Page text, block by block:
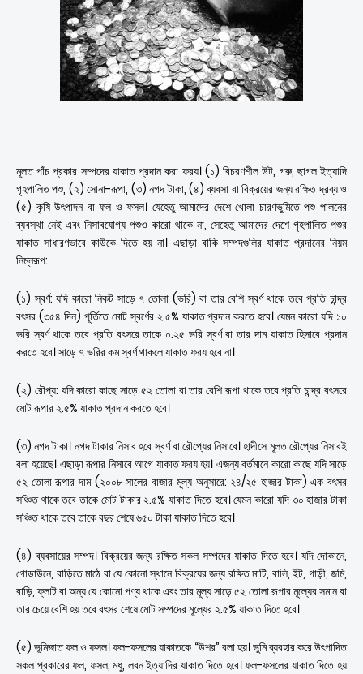
মূলত পাঁচ প্রকার সম্পদের যাকাত প্রদান করা ফরয। (১) বিচরণশীল উট, গরু, ছাগল ইত্যাদি
গৃহপালিত পশু, (২) সোনা-রূপা, (৩) নগদ টাকা, (৪) ব্যবসা বা বিক্রয়ের জন্য রক্ষিত দ্রব্য ও
(৫) কৃষি উৎপাদন বা ফল ও ফসল। যেহেতু আমাদের দেশে খোলা চারণভুমিতে পশু পালনের
ব্যবস্থা নেই এবং নিসাবযোগ্য পশুও কারো থাকে না, সেহেতু আমাদের দেশে গৃহপালিত পশুর
যাকাত সাধারণভাবে কাউকে দিতে হয় না। এছাড়া বাকি সম্পদগুলির যাকাত প্রদানের নিয়ম
নিম্নরূপ:
(১) স্বর্ণ: যদি কারো নিকট সাড়ে ৭ তোলা (ভরি) বা তার বেশি স্বর্ণ থাকে তবে প্রতি চান্দ্র
বৎসর (৩৫৪ দিন) পূর্তিতে মোট স্বর্ণের ২.৫% যাকাত প্রদান করতে হবে। যেমন কারো যদি ১০
ভরি স্বর্ণ থাকে তবে প্রতি বৎসরে তাকে ০.২৫ ভরি স্বর্ণ বা তার দাম যাকাত হিসাবে প্রদান
করতে হবে। সাড়ে ৭ ভরির কম স্বর্ণ থাকলে যাকাত ফরয হবে না।
(২) রৌপ্য: যদি কারো কাছে সাড়ে ৫২ তোলা বা তার বেশি রূপা থাকে তবে প্রতি চান্দ্র বৎসরে
মোট রূপার ২.৫% যাকাত প্রদান করতে হবে।
(৩) নগদ টাকা। নগদ টাকার নিসাব হবে স্বর্ণ বা রৌপ্যের নিসাবে। হাদীসে মূলত রৌপ্যের নিসাবই
বলা হয়েছে। এছাড়া রূপার নিসাবে আগে যাকাত ফরয হয়। এজন্য বর্তমানে কারো কাছে যদি সাড়ে
৫২ তোলা রূপার দাম (২০০৮ সালের বাজার মূল্য অনুসারে: ২৪/২৫ হাজার টাকা) এক বৎসর
সঞ্চিত থাকে তবে তাকে মোট টাকার ২.৫% যাকাত দিতে হবে। যেমন কারো যদি ৩০ হাজার টাকা
সঞ্চিত থাকে তবে তাকে বছর শেষে ৬৫০ টাকা যাকাত দিতে হবে।
(৪) ব্যবসায়ের সম্পদ। বিক্রয়ের জন্য রক্ষিত সকল সম্পদের যাকাত দিতে হবে। যদি দোকানে,
গোডাউনে, বাড়িতে মাঠে বা যে কোনো স্থানে বিক্রয়ের জন্য রক্ষিত মাটি, বালি, ইট, গাড়ী, জমি,
বাড়ি, ফ্লাট বা অন্য যে কোনো পণ্য থাকে এবং তার মূল্য সাড়ে ৫২ তোলা রূপার মূল্যের সমান বা
তার চেয়ে বেশি হয় তবে বৎসর শেষে মোট সম্পদের মূল্যের ২.৫% যাকাত দিতে হবে।
(৫) ভূমিজাত ফল ও ফসল। ফল-ফসলের যাকাতকে “উশর” বলা হয়। ভুমি ব্যবহার করে উৎপাদিত
সকল প্রকারের ফল, ফসল, মধু, লবন ইত্যাদির যাকাত দিতে হবে। ফল-ফসলের যাকাত দিতে হয়